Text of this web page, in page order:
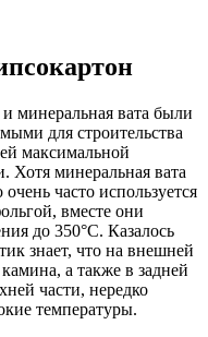
и минеральная вата были
для строительства
максимальной
Хотя минеральная вата
часто используется
вместе они
до 350°C. Казалось
знает, что на внешней
а также в задней
части, нередко
температуры.